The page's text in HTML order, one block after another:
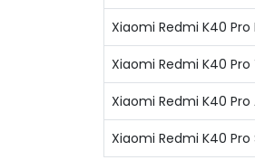
Xiaomi Redmi K40
Xiaomi Redmi K40 Pro
Xiaomi Redmi K40 Pro
Xiaomi Redmi K40 Pro